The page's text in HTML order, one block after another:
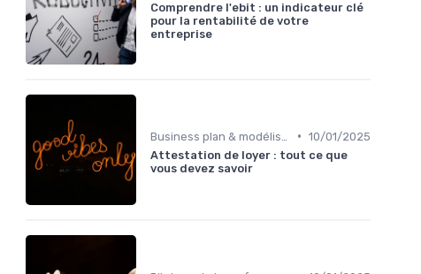
Comprendre l'ebit : un indicateur clé
pour la rentabilité de votre
entreprise
• 10/01/2025
Attestation de loyer : tout ce que
vous devez savoir